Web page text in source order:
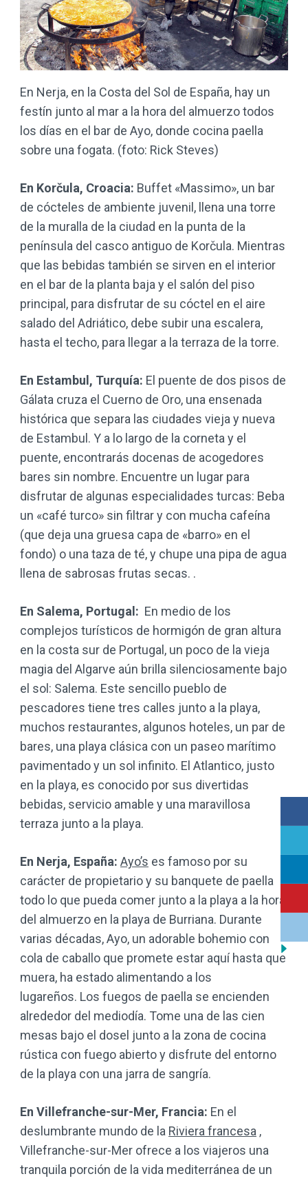
En Nerja, en la Costa del Sol de España, hay un
festín junto al mar a la hora del almuerzo todos
los días en el bar de Ayo, donde cocina paella
sobre una fogata. (foto: Rick Steves)
En Korčula, Croacia: Buffet «Massimo», un bar
de cócteles de ambiente juvenil, llena una torre
de la muralla de la ciudad en la punta de la
península del casco antiguo de Korčula. Mientras
que las bebidas también se sirven en el interior
en el bar de la planta baja y el salón del piso
principal, para disfrutar de su cóctel en el aire
salado del Adriático, debe subir una escalera,
hasta el techo, para llegar a la terraza de la torre.
En Estambul, Turquía: El puente de dos pisos de
Gálata cruza el Cuerno de Oro, una ensenada
histórica que separa las ciudades vieja y nueva
de Estambul. Y a lo largo de la corneta y el
puente, encontrarás docenas de acogedores
bares sin nombre. Encuentre un lugar para
disfrutar de algunas especialidades turcas: Beba
un «café turco» sin filtrar y con mucha cafeína
(que deja una gruesa capa de «barro» en el
fondo) o una taza de té, y chupe una pipa de agua
llena de sabrosas frutas secas. .
En Salema, Portugal: En medio de los
complejos turísticos de hormigón de gran altura
en la costa sur de Portugal, un poco de la vieja
magia del Algarve aún brilla silenciosamente bajo
el sol: Salema. Este sencillo pueblo de
pescadores tiene tres calles junto a la playa,
muchos restaurantes, algunos hoteles, un par de
bares, una playa clásica con un paseo marítimo
pavimentado y un sol infinito. El Atlantico, justo
en la playa, es conocido por sus divertidas
bebidas, servicio amable y una maravillosa
terraza junto a la playa.
En Nerja, España: Ayo’s es famoso por su
carácter de propietario y su banquete de paella
todo lo que pueda comer junto a la playa a la hora
del almuerzo en la playa de Burriana. Durante
varias décadas, Ayo, un adorable bohemio con
cola de caballo que promete estar aquí hasta que
muera, ha estado alimentando a los
lugareños. Los fuegos de paella se encienden
alrededor del mediodía. Tome una de las cien
mesas bajo el dosel junto a la zona de cocina
rústica con fuego abierto y disfrute del entorno
de la playa con una jarra de sangría.
En Villefranche-sur-Mer, Francia: En el
deslumbrante mundo de la Riviera francesa ,
Villefranche-sur-Mer ofrece a los viajeros una
tranquila porción de la vida mediterránea de un